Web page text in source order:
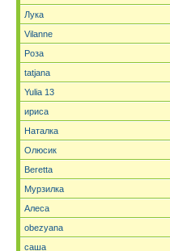
Лука
Vilanne
Роза
tatjana
Yulia 13
ириса
Наталка
Олюсик
Beretta
Мурзилка
Алеса
obezyana
саша